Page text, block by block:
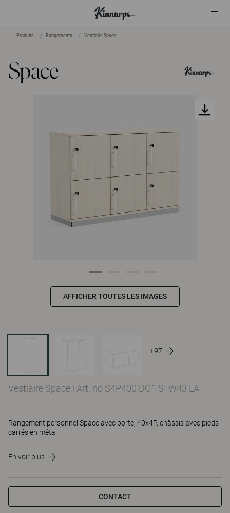
Produits Rangements Vestiaire Space
Space
AFFICHER TOUTES LES IMAGES
+97
Vestiaire Space | Art. no S4P400 DO1 SI W43 LA
Rangement personnel Space avec porte, 40x4P, châssis avec pieds
carrés en métal
En voir plus
CONTACT